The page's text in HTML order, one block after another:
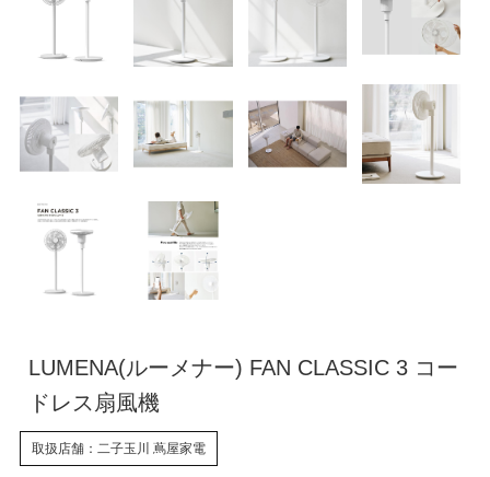
LUMENA(ルーメナー) FAN CLASSIC 3 コー
ドレス扇風機
取扱店舗：二子玉川 蔦屋家電